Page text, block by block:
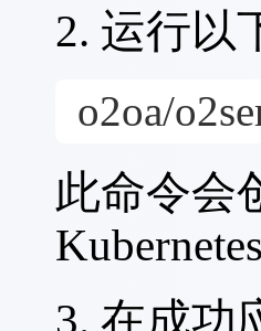
2. 运行以
o2oa/
此命令会
3. 在成功